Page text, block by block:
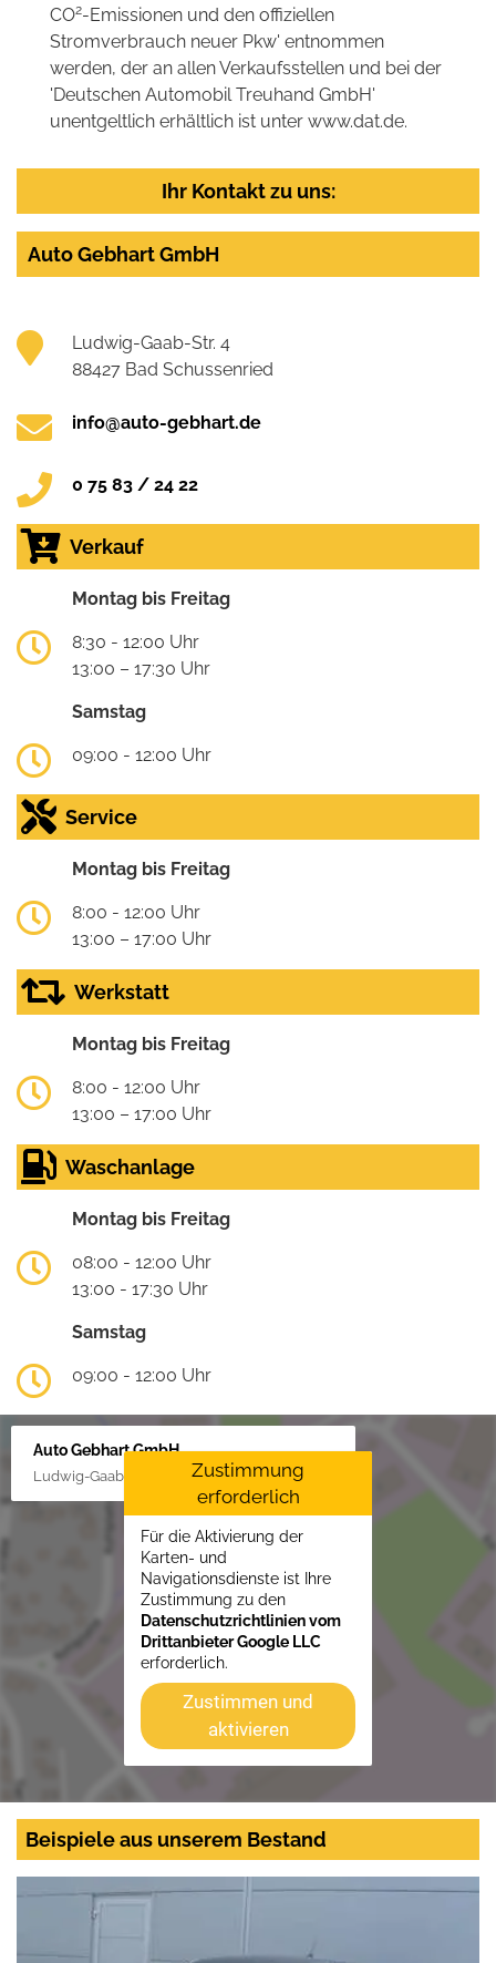
CO2-Emissionen und den offiziellen
Stromverbrauch neuer Pkw' entnommen
werden, der an allen Verkaufsstellen und bei der
'Deutschen Automobil Treuhand GmbH'
unentgeltlich erhältlich ist unter www.dat.de.
Ihr Kontakt zu uns:
Auto Gebhart GmbH
Ludwig-Gaab-Str. 4
88427 Bad Schussenried
info@auto-gebhart.de
0 75 83 / 24 22
Verkauf
Montag bis Freitag
8:30 - 12:00 Uhr
13:00 – 17:30 Uhr
Samstag
09:00 - 12:00 Uhr
Service
Montag bis Freitag
8:00 - 12:00 Uhr
13:00 – 17:00 Uhr
Werkstatt
Montag bis Freitag
8:00 - 12:00 Uhr
13:00 – 17:00 Uhr
Waschanlage
Montag bis Freitag
08:00 - 12:00 Uhr
13:00 - 17:30 Uhr
Samstag
09:00 - 12:00 Uhr
Auto Gebhart GmbH
Ludwig-Gaab-Str. 4, 88427 Bad Schussenried
Zustimmung
erforderlich
Für die Aktivierung der
Karten- und
Navigationsdienste ist Ihre
Zustimmung zu den
Datenschutzrichtlinien vom
Drittanbieter Google LLC
erforderlich.
Zustimmen und
aktivieren
Beispiele aus unserem Bestand